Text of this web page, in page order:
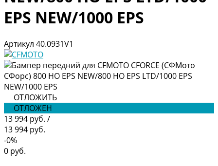
EPS NEW/1000 EPS
Артикул 40.0931V1
ОТЛОЖИТЬ
ОТЛОЖЕН
13 994 руб. /
13 994 руб.
-0%
0 руб.